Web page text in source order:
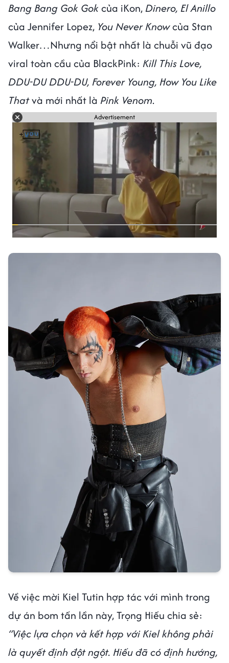
Bang Bang Gok Gok của iKon, Dinero, El Anillo
của Jennifer Lopez, You Never Knowcủa Stan
Walker…Nhưng nổi bật nhất là chuỗi vũ đạo
viral toàn cầu của BlackPink: Kill This Love,
DDU-DU DDU-DU, Forever Young, How You Like
Thatvà mới nhất là Pink Venom.
Advertisement
Về việc mời Kiel Tutin hợp tác với mình trong
dự án bom tấn lần này, Trọng Hiếu chia sẻ:
“Việc lựa chọn và kết hợp với Kiel không phải
là quyết định đột ngột. Hiếu đã có định hướng,